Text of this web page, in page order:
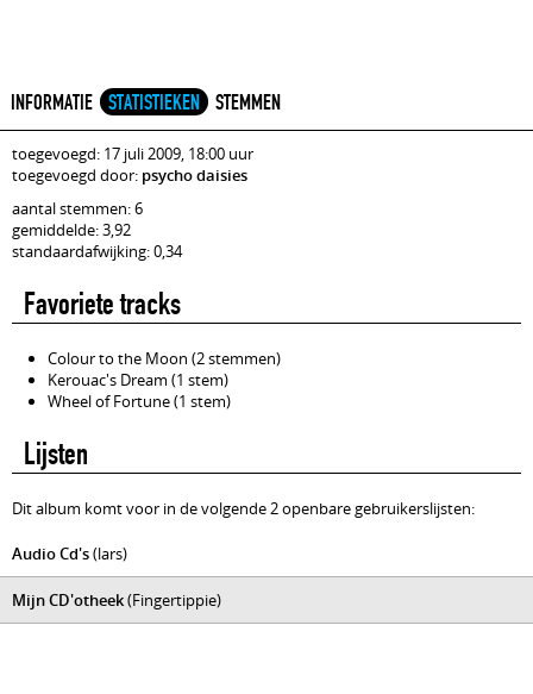
INFORMATIE STATISTIEKEN STEMMEN
toegevoegd: 17 juli 2009, 18:00 uur
toegevoegd door: psycho daisies
aantal stemmen: 6
gemiddelde: 3,92
standaardafwijking: 0,34
Favoriete tracks
Colour to the Moon (2 stemmen)
Kerouac's Dream (1 stem)
Wheel of Fortune (1 stem)
Lijsten
Dit album komt voor in de volgende 2 openbare gebruikerslijsten:
Audio Cd's(lars)
Mijn CD'otheek(Fingertippie)